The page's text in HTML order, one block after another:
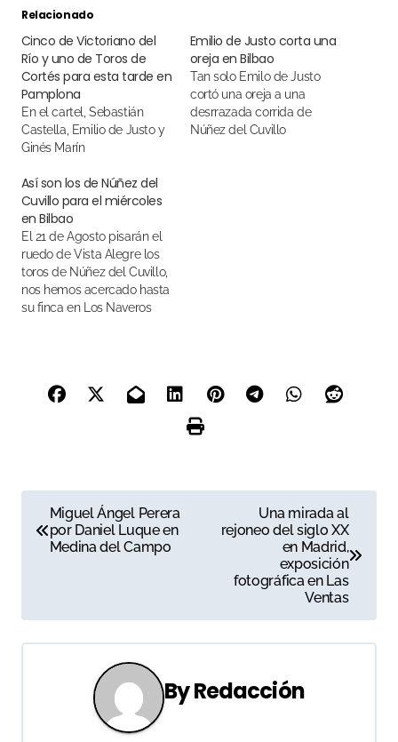
Relacionado
Cinco de Victoriano del
Río y uno de Toros de
Cortés para esta tarde en
Pamplona
En el cartel, Sebastián
Castella, Emilio de Justo y
Ginés Marín
Emilio de Justo corta una
oreja en Bilbao
Tan solo Emilo de Justo
cortó una oreja a una
desrrazada corrida de
Núñez del Cuvillo
Así son los de Núñez del
Cuvillo para el miércoles
en Bilbao
El 21 de Agosto pisarán el
ruedo de Vista Alegre los
toros de Núñez del Cuvillo,
nos hemos acercado hasta
su finca en Los Naveros
a
e
g
Miguel Ángel Perera
por Daniel Luque en
Medina del Campo
Una mirada al
rejoneo del siglo XX
en Madrid,
exposición
fotográfica en Las
Ventas
ByRedacción